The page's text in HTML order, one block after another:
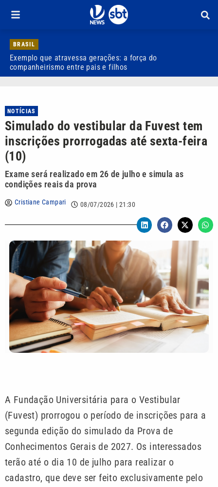
BRASIL
Exemplo que atravessa gerações: a força do
companheirismo entre pais e filhos
NOTÍCIAS
Simulado do vestibular da Fuvest tem
inscrições prorrogadas até sexta-feira
(10)
Exame será realizado em 26 de julho e simula as
condições reais da prova
Cristiane Campari 08/07/2026 | 21:30
A Fundação Universitária para o Vestibular
(Fuvest) prorrogou o período de inscrições para a
segunda edição do simulado da Prova de
Conhecimentos Gerais de 2027. Os interessados
terão até o dia 10 de julho para realizar o
cadastro, que deve ser feito exclusivamente pelo